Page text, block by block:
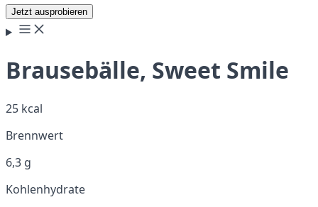
Jetzt ausprobieren
Brausebälle, Sweet Smile
25 kcal
Brennwert
6,3 g
Kohlenhydrate